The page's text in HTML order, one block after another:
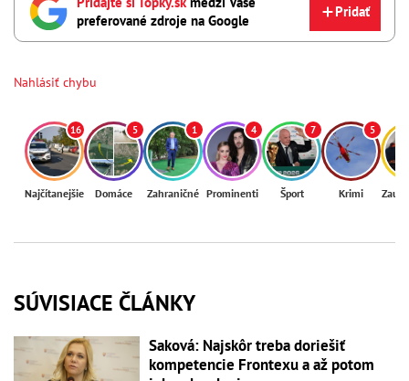
preferované zdroje na Google
Pridať
Nahlásiť chybu
16
Najčítanejšie
5
Domáce
1
Zahraničné
4
Prominenti
7
Šport
5
Krimi
SÚVISIACE ČLÁNKY
Saková: Najskôr treba doriešiť
kompetencie Frontexu a až potom